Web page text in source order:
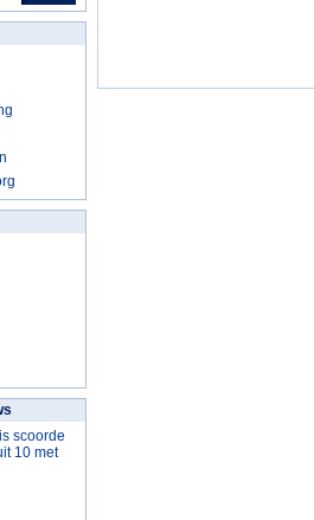
scoorde
10 met